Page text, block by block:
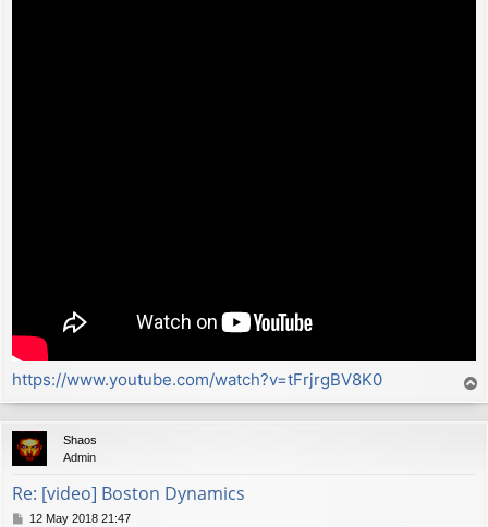
https://www.youtube.com/watch?v=tFrjrgBV8K0
o
p
Shaos
Admin
Re: [video] Boston Dynamics
P12 May 2018 21:47